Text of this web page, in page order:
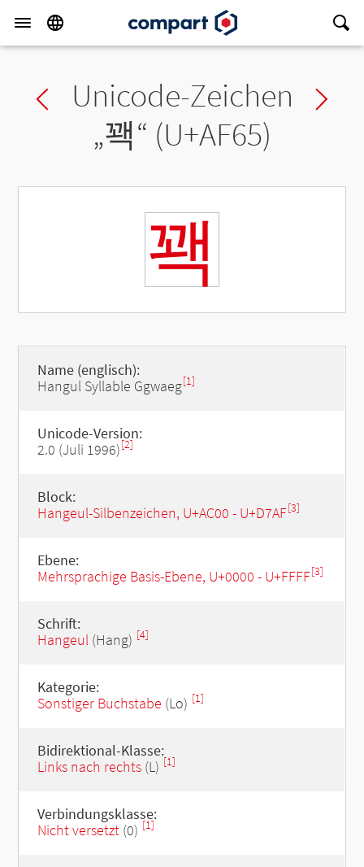
Previous char
Unicode-Zeichen
„꽥“ (U+AF65)
꽥
Name (englisch):
Hangul Syllable Ggwaeg[1]
Unicode-Version:
2.0 (Juli 1996)[2]
Block:
Hangeul-Silbenzeichen, U+AC00 - U+D7AF[3]
Ebene:
Mehrsprachige Basis-Ebene, U+0000 - U+FFFF[3]
Schrift:
Hangeul(Hang) [4]
Kategorie:
Sonstiger Buchstabe (Lo) [1]
Bidirektional-Klasse:
Links nach rechts(L) [1]
Verbindungsklasse:
Nicht versetzt(0) [1]